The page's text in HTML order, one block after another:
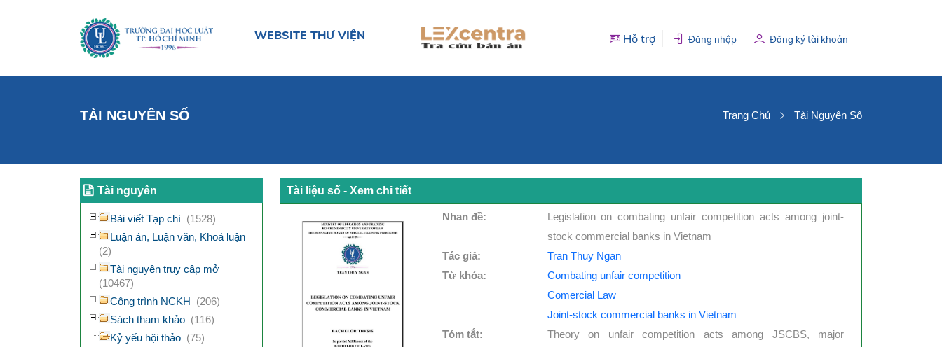
WEBSITE THƯ VIỆN Hỗ trợ Đăng nhập Đăng ký tài khoản
TÀI NGUYÊN SỐ Trang Chủ Tài Nguyên Số
Tài nguyên
Bài viết Tạp chí (1528)
Luận án, Luận văn, Khoá luận
(2)
Tài nguyên truy cập mở
(10467)
Công trình NCKH (206)
Sách tham khảo (116)
Kỷ yếu hội thảo (75)
Tài liệu số - Xem chi tiết
Nhan đề:
Legislation on combating unfair competition acts among joint-
stock commercial banks in Vietnam
Tác giả:
Tran Thuy Ngan
Từ khóa:
Combating unfair competition
Comercial Law
Joint-stock commercial banks in Vietnam
Tóm tắt:
Theory on unfair competition acts among JSCBS, major